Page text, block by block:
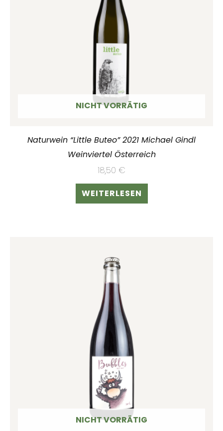
NICHT VORRÄTIG
Naturwein “Little Buteo” 2021 Michael Gindl
Weinviertel Österreich
18,50 €
WEITERLESEN
NICHT VORRÄTIG